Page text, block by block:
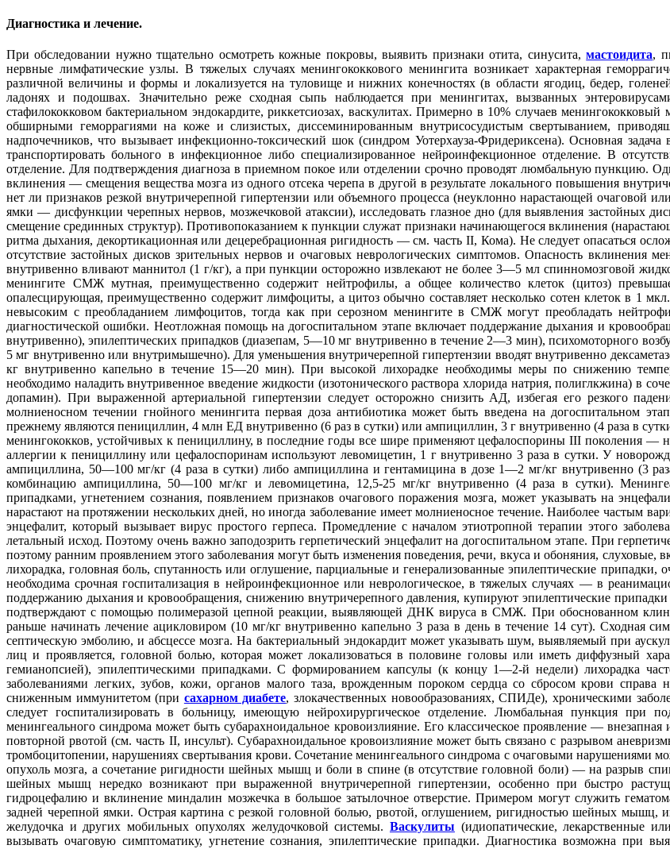
Диагностика и лечение.
При обследовании нужно тщательно осмотреть кожные покровы, выявить признаки отита, синусита,мастоидита,
нервные лимфатические узлы. В тяжелых случаях менингококкового менингита возникает характерная
различной величины и формы и локализуется на туловище и нижних конечностях (в области ягодиц, бедер,
ладонях и подошвах. Значительно реже сходная сыпь наблюдается при менингитах, вызванных
стафилококковом бактериальном эндокардите, риккетсиозах, васкулитах. Примерно в 10% случаев
обширными геморрагиями на коже и слизистых, диссеминированным внутрисосудистым свертыванием,
надпочечников, что вызывает инфекционно-токсический шок (синдром Уотерхауза-Фридериксена). Основная
транспортировать больного в инфекционное либо специализированное нейроинфекционное отделение. В
отделение. Для подтверждения диагноза в приемном покое или отделении срочно проводят люмбальную пункцию.
вклинения — смещения вещества мозга из одного отсека черепа в другой в результате локального повышения
нет ли признаков резкой внутричерепной гипертензии или объемного процесса (неуклонно нарастающей очаговой
ямки — дисфункции черепных нервов, мозжечковой атаксии), исследовать глазное дно (для выявления застойных
смещение срединных структур). Противопоказанием к пункции служат признаки начинающегося вклинения
ритма дыхания, декортикационная или децеребрационная ригидность — см. часть II, Кома). Не следует опасаться
отсутствие застойных дисков зрительных нервов и очаговых неврологических симптомов. Опасность
внутривенно вливают маннитол (1 г/кг), а при пункции осторожно извлекают не более 3—5 мл спинномозговой
менингите СМЖ мутная, преимущественно содержит нейтрофилы, а общее количество клеток (цитоз)
опалесцирующая, преимущественно содержит лимфоциты, а цитоз обычно составляет несколько сотен клеток в 1
невысоким с преобладанием лимфоцитов, тогда как при серозном менингите в СМЖ могут преобладать
диагностической ошибки. Неотложная помощь на догоспитальном этапе включает поддержание дыхания и
внутривенно), эпилептических припадков (диазепам, 5—10 мг внутривенно в течение 2—3 мин), психомоторного
5 мг внутривенно или внутримышечно). Для уменьшения внутричерепной гипертензии вводят внутривенно
кг внутривенно капельно в течение 15—20 мин). При высокой лихорадке необходимы меры по снижению
необходимо наладить внутривенное введение жидкости (изотонического раствора хлорида натрия, полиглкжина) в
допамин). При выраженной артериальной гипертензии следует осторожно снизить АД, избегая его резкого
молниеносном течении гнойного менингита первая доза антибиотика может быть введена на догоспитальном
прежнему являются пенициллин, 4 млн ЕД внутривенно (6 раз в сутки) или ампициллин, 3 г внутривенно (4 раза в
менингококков, устойчивых к пенициллину, в последние годы все шире применяют цефалоспорины III поколения —
аллергии к пенициллину или цефалоспоринам используют левомицетин, 1 г внутривенно 3 раза в сутки. У
ампициллина, 50—100 мг/кг (4 раза в сутки) либо ампициллина и гентамицина в дозе 1—2 мг/кг внутривенно (3
комбинацию ампициллина, 50—100 мг/кг и левомицетина, 12,5-25 мг/кг внутривенно (4 раза в сутки).
припадками, угнетением сознания, появлением признаков очагового поражения мозга, может указывать на
нарастают на протяжении нескольких дней, но иногда заболевание имеет молниеносное течение. Наиболее частым
энцефалит, который вызывает вирус простого герпеса. Промедление с началом этиотропной терапии этого
летальный исход. Поэтому очень важно заподозрить герпетический энцефалит на догоспитальном этапе. При
поэтому ранним проявлением этого заболевания могут быть изменения поведения, речи, вкуса и обоняния,
лихорадка, головная боль, спутанность или оглушение, парциальные и генерализованные эпилептические
необходима срочная госпитализация в нейроинфекционное или неврологическое, в тяжелых случаях — в
поддержанию дыхания и кровообращения, снижению внутричерепного давления, купируют эпилептические припадки
подтверждают с помощью полимеразой цепной реакции, выявляющей ДНК вируса в СМЖ. При обоснованном
раньше начинать лечение ацикловиром (10 мг/кг внутривенно капельно 3 раза в день в течение 14 сут). Сходная
септическую эмболию, и абсцессе мозга. На бактериальный эндокардит может указывать шум, выявляемый при
лиц и проявляется, головной болью, которая может локализоваться в половине головы или иметь диффузный
гемианопсией), эпилептическими припадками. С формированием капсулы (к концу 1—2-й недели) лихорадка
заболеваниями легких, зубов, кожи, органов малого таза, врожденным пороком сердца со сбросом крови справа
сниженным иммунитетом (при сахарном диабете, злокачественных новообразованиях, СПИДе), хроническими
следует госпитализировать в больницу, имеющую нейрохирургическое отделение. Люмбальная пункция при
менингеального синдрома может быть субарахноидальное кровоизлияние. Его классическое проявление —
повторной рвотой (см. часть II, инсульт). Субарахноидальное кровоизлияние может быть связано с разрывом
тромбоцитопении, нарушениях свертывания крови. Сочетание менингеального синдрома с очаговыми нарушениями
опухоль мозга, а сочетание ригидности шейных мышц и боли в спине (в отсутствие головной боли) — на разрыв
шейных мышц нередко возникают при выраженной внутричерепной гипертензии, особенно при быстро
гидроцефалию и вклинение миндалин мозжечка в большое затылочное отверстие. Примером могут служить
задней черепной ямки. Острая картина с резкой головной болью, рвотой, оглушением, ригидностью шейных мышц,
желудочка и других мобильных опухолях желудочковой системы. Васкулиты (идиопатические, лекарственные
вызывать очаговую симптоматику, угнетение сознания, эпилептические припадки. Диагностика возможна при